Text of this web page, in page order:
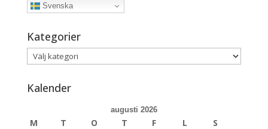
Svenska
Kategorier
Kategorier
Kalender
augusti 2026
M T O T F L
S